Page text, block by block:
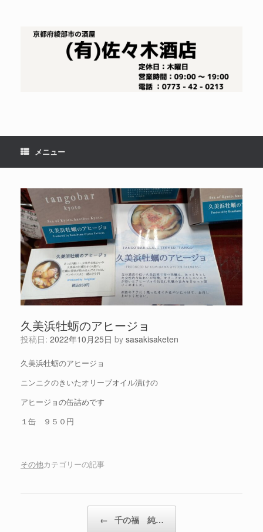
メニュー
久美浜牡蛎のアヒージョ
投稿日: 2022年10月25日 by sasakisaketen
久美浜牡蛎のアヒージョ
ニンニクのきいたオリーブオイル漬けの
アヒージョの缶詰めです
１缶 ９５０円
その他カテゴリーの記事
← 千の福 純…